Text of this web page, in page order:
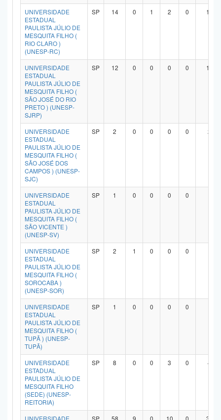
UNIVERSIDADE
ESTADUAL
PAULISTA JÚLIO DE
MESQUITA FILHO (
RIO CLARO )
(UNESP-RC)
SP 14 0 1 2 0 10
UNIVERSIDADE
ESTADUAL
PAULISTA JÚLIO DE
MESQUITA FILHO (
SÃO JOSÉ DO RIO
PRETO ) (UNESP-
SJRP)
SP 12 0 0 0 0 11
UNIVERSIDADE
ESTADUAL
PAULISTA JÚLIO DE
MESQUITA FILHO (
SÃO JOSÉ DOS
CAMPOS ) (UNESP-
SJC)
SP 2 0 0 0 0 2
UNIVERSIDADE
ESTADUAL
PAULISTA JÚLIO DE
MESQUITA FILHO (
SÃO VICENTE )
(UNESP-SV)
SP 1 0 0 0 0
UNIVERSIDADE
ESTADUAL
PAULISTA JÚLIO DE
MESQUITA FILHO (
SOROCABA )
(UNESP-SOR)
SP 2 1 0 0 0
UNIVERSIDADE
ESTADUAL
PAULISTA JÚLIO DE
MESQUITA FILHO (
TUPÃ ) (UNESP-
TUPÃ)
SP 1 0 0 0 0
UNIVERSIDADE
ESTADUAL
PAULISTA JÚLIO DE
MESQUITA FILHO
(SEDE) (UNESP-
REITORIA)
SP 8 0 0 3 0 4
UNIVERSIDADE SP 58 9 0 10 0 37